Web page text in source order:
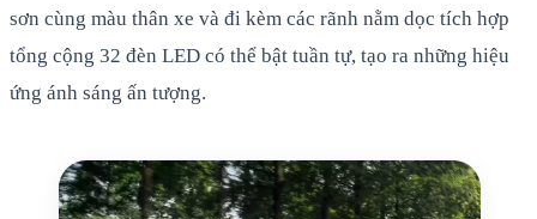
sơn cùng màu thân xe và đi kèm các rãnh nằm dọc tích hợp
tổng cộng 32 đèn LED có thể bật tuần tự, tạo ra những hiệu
ứng ánh sáng ấn tượng.